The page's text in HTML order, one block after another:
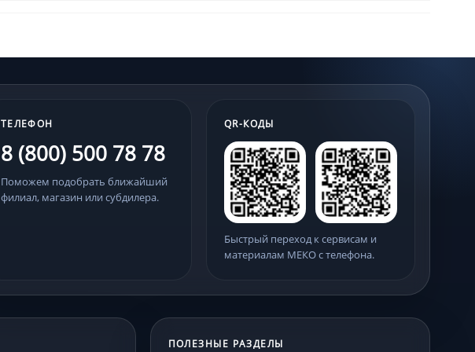
ТЕЛЕФОН
8 (800) 500 78 78
Поможем подобрать ближайший
филиал, магазин или субдилера.
QR-КОДЫ
Быстрый переход к сервисам и
материалам МЕКО с телефона.
ПОЛЕЗНЫЕ РАЗДЕЛЫ